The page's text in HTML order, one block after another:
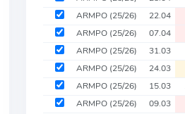
ARMPO (25/26) 22.04
ARMPO (25/26) 07.04
ARMPO (25/26) 31.03
ARMPO (25/26) 24.03
ARMPO (25/26) 15.03
ARMPO (25/26) 09.03